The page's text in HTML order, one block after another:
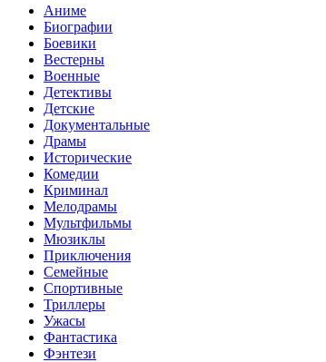
Аниме
Биографии
Боевики
Вестерны
Военные
Детективы
Детские
Документальные
Драмы
Исторические
Комедии
Криминал
Мелодрамы
Мультфильмы
Мюзиклы
Приключения
Семейные
Спортивные
Триллеры
Ужасы
Фантастика
Фэнтези